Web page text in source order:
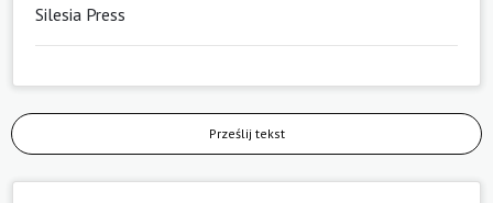
Silesia Press
Prześlij tekst